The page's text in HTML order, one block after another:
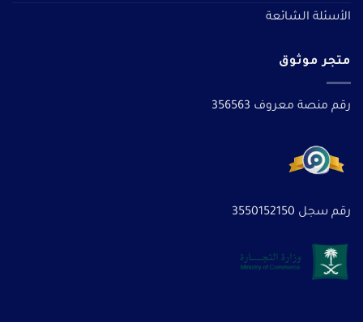
الأسئلة الشائعة
متجر موثوق
رقم منصة معروف 356563
رقم سجل 3550152150